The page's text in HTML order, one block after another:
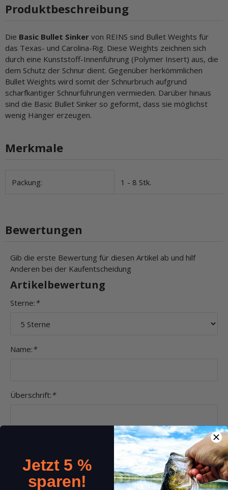
Produktbeschreibung
Die Basic Bullet Sinker von REINS sind Bullet Weights für
das Texas- und Carolina-Rig. Diese Weights zeichnen sich
durch eine Kunststoff-Innenführung (Polymer Insert) aus, die
dem Schutz der Schnur dient. Gegenüber herkömmlichen
Bullet Weights wird somit der Schnurbruch aufgrund
scharfkantiger Schnurführungen vermieden. Darüber hinaus
sind die Basic Bullet Sinker so geformt, dass sie möglichst
wenig Hänger erzeugen.
Merkmale
Produkteigenschaft
Wert
Packung: 1 - 8 Stk.
Bewertungen
Gib die erste Bewertung für diesen Artikel ab und hilf
Anderen bei der Kaufentscheidung
Artikelbewertung
Sterne: *
Name: *
Überschrift: *
Jetzt 5 %
sparen!